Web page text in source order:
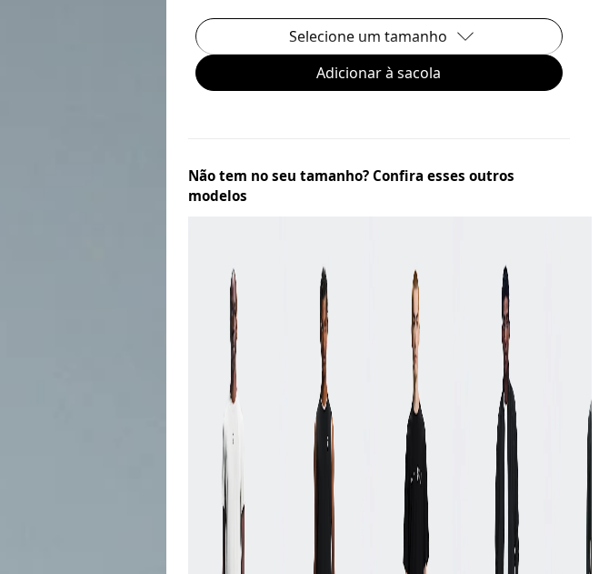
Selecione um tamanho
Adicionar à sacola
Não tem no seu tamanho? Confira esses outros
modelos